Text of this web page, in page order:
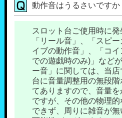
動作音はうるさいですか
スロット台ご使用時に
「リール音」、「スピ
イブの動作音」、「コ
での遊戯時のみ)」など
ー音」に関しては、当
台に音量調整用の無段
てありますので、音量
ですが、その他の物理
できず、周りに雑音が